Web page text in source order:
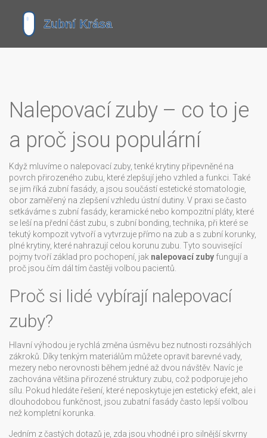
Nalepovací zuby – co to je
a proč jsou populární
Když mluvíme o nalepovací zuby,tenké krytiny připevněné na
povrch přirozeného zubu, které zlepšují jeho vzhled a funkci . Také
se jim říká zubní fasády, a jsou součástí estetické stomatologie
obor zaměřený na zlepšení vzhledu ústní dutiny. V praxi se často
setkáváme s zubní fasády, keramické nebo kompozitní pláty, které
se leší na přední část zubu , s zubní bonding ,technika, při které se
tekutý kompozit vytvoří a vytvrzuje přímo na zub a s zubní korunky,
plné krytiny, které nahrazují celou korunu zubu . Tyto související
pojmy tvoří základ pro pochopení, jak nalepovací zuby fungují a
proč jsou čím dál tím častěji volbou pacientů.
Proč si lidé vybírají nalepovací
zuby?
Hlavní výhodou je rychlá změna úsměvu bez nutnosti rozsáhlých
zákroků. Díky tenkým materiálům můžete opravit barevné vady,
mezery nebo nerovnosti během jedné až dvou návštěv. Navíc je
zachována většina přirozené struktury zubu, což podporuje jeho
sílu. Pokud hledáte řešení, které neposkytuje jen estetický efekt, ale i
dlouhodobou funkčnost, jsou zubatní fasádyčasto lepší volbou
než kompletní korunka.
Jedním z častých dotazů je, zda jsou vhodné i pro silnější skvrny